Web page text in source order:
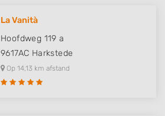
La Vanità
Hoofdweg 119 a
9617AC Harkstede
Op 14,13 km afstand